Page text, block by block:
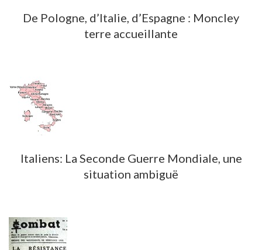
De Pologne, d’Italie, d’Espagne : Moncley
terre accueillante
Italiens: La Seconde Guerre Mondiale, une
situation ambiguë